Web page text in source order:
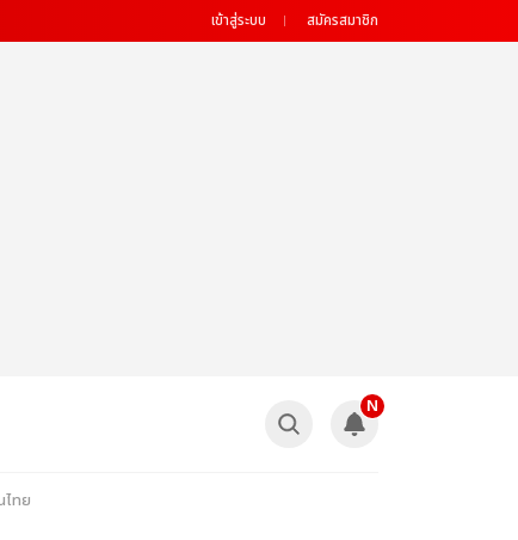
เข้าสู่ระบบ สมัครสมาชิก
N
ไทย